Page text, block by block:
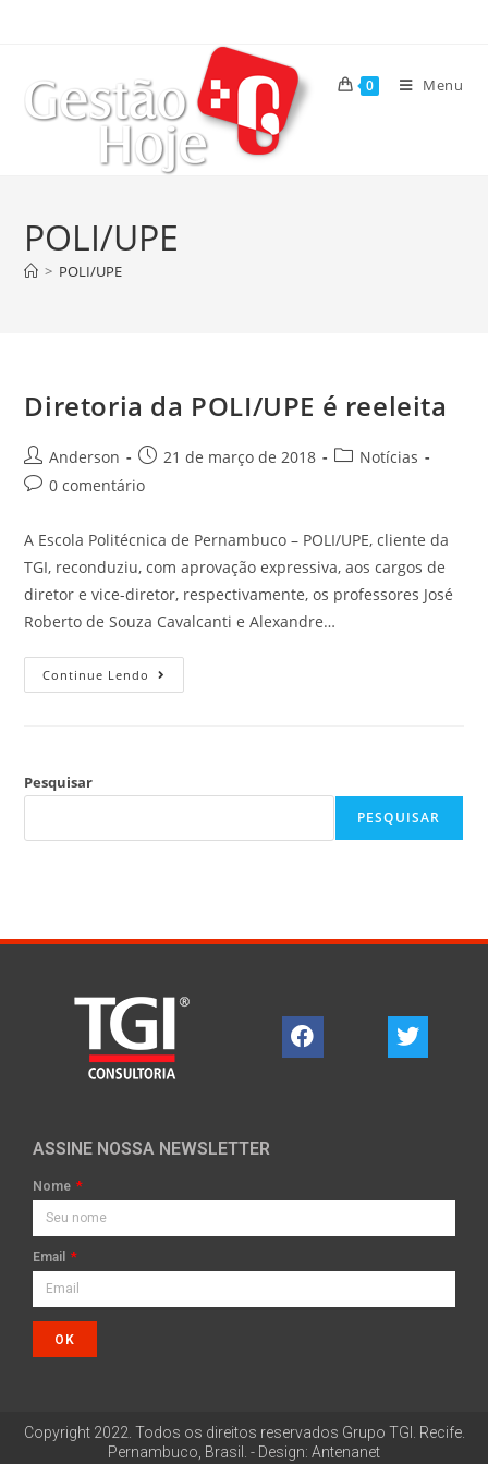
0 Menu
POLI/UPE
> POLI/UPE
Diretoria da POLI/UPE é reeleita
Anderson 21 de março de 2018
Notícias
0 comentário
A Escola Politécnica de Pernambuco – POLI/UPE, cliente da
TGI, reconduziu, com aprovação expressiva, aos cargos de
diretor e vice-diretor, respectivamente, os professores José
Roberto de Souza Cavalcanti e Alexandre…
Continue Lendo
Pesquisar
PESQUISAR
ASSINE NOSSA NEWSLETTER
Nome
Email
OK
Copyright 2022. Todos os direitos reservados Grupo TGI. Recife.
Pernambuco, Brasil. - Design: Antenanet